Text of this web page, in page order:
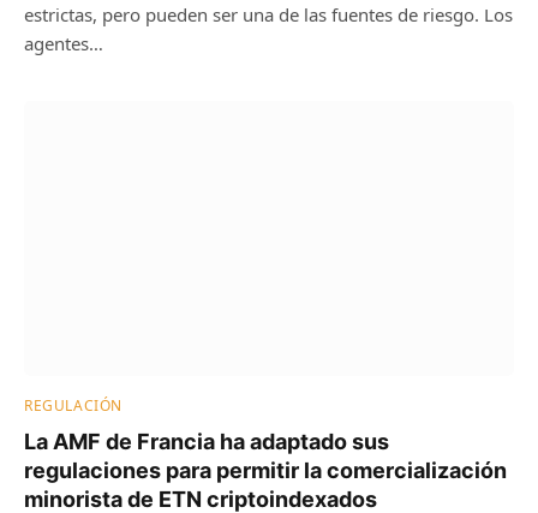
estrictas, pero pueden ser una de las fuentes de riesgo. Los
agentes…
REGULACIÓN
La AMF de Francia ha adaptado sus
regulaciones para permitir la comercialización
minorista de ETN criptoindexados